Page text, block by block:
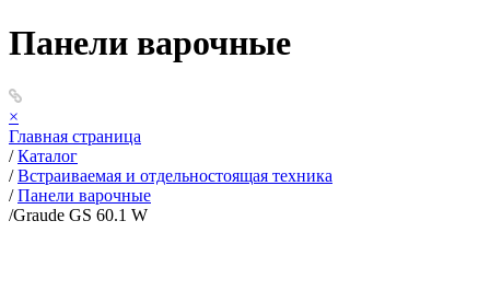
Панели варочные
×
Главная страница
/ Каталог
/ Встраиваемая и отдельностоящая техника
/ Панели варочные
/Graude GS 60.1 W